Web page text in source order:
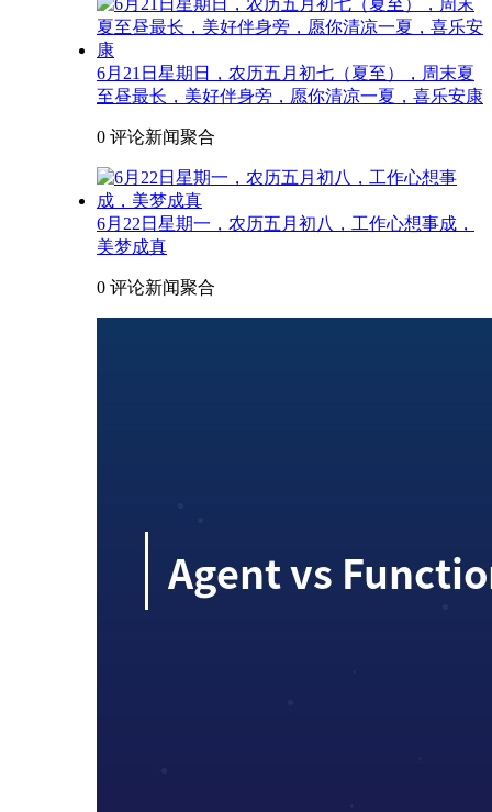
6月21日星期日，农历五月初七（夏至），周末夏
至昼最长，美好伴身旁，愿你清凉一夏，喜乐安康
0 评论新闻聚合
6月22日星期一，农历五月初八，工作心想事成，
美梦成真
0 评论新闻聚合